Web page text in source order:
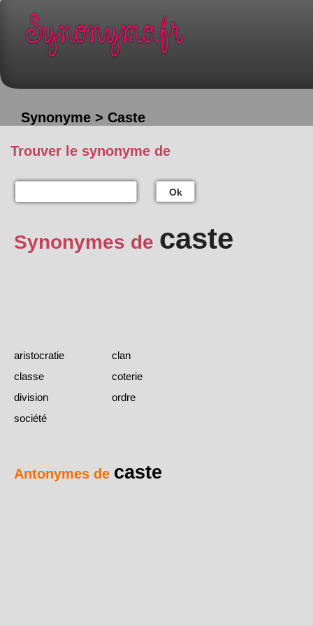
Synonyme > Caste
Trouver le synonyme de
Ok
Synonymes de caste
aristocratie
clan
classe
coterie
division
ordre
société
Antonymes de caste